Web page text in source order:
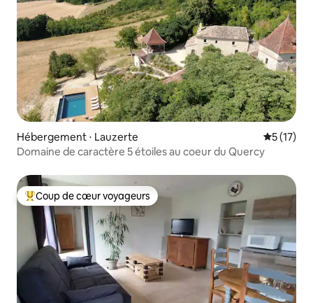
Hébergement ⋅ Lauzerte
5 (17)
Domaine de caractère 5 étoiles au coeur du Quercy
Coups de cœur voyageurs les plus appréciés
Coup de cœur voyageurs